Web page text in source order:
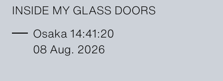
INSIDE MY GLASS DOORS
Osaka 14:41:22
08 Aug. 2026